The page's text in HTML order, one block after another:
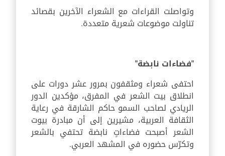
وتواصلت القراءات مع الشعراء الآخرين بقصائد
تناولت موضوعات شعرية متعددة.
"فضاءات نابضة"
احتفى شعراء ومثقفون بمرور عشر دورات على
انطلاق بيت الشعر في المفرق، مؤكدين الدور
الريادي لصاحب السمو حاكم الشارقة في رعاية
الثقافة العربية، مشيرين إلى أن مبادرة بيوت
الشعر أصبحت فضاءاتٍ نابضة تحتفي بالشعر
وتكرّس حضوره في المشهد العربي.